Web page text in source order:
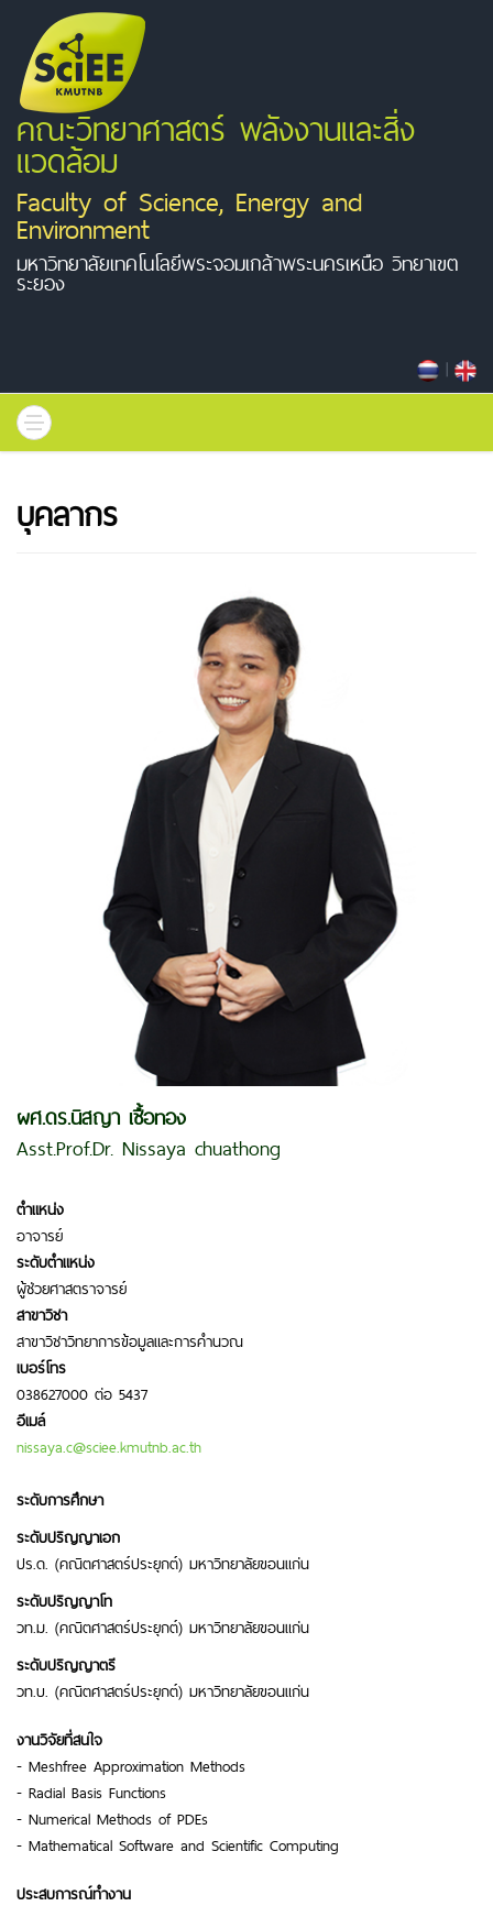
คณะวิทยาศาสตร์ พลังงานและสิ่ง
แวดล้อม
Faculty of Science, Energy and
Environment
มหาวิทยาลัยเทคโนโลยีพระจอมเกล้าพระนครเหนือ วิทยาเขต
ระยอง
|
บุคลากร
ผศ.ดร.นิสญา เชื้อทอง
Asst.Prof.Dr. Nissaya chuathong
ตำแหน่ง
อาจารย์
ระดับตำแหน่ง
ผู้ช่วยศาสตราจารย์
สาขาวิชา
สาขาวิชาวิทยาการข้อมูลและการคำนวณ
เบอร์โทร
038627000 ต่อ 5437
อีเมล์
nissaya.c@sciee.kmutnb.ac.th
ระดับการศึกษา
ระดับปริญญาเอก
ปร.ด. (คณิตศาสตร์ประยุกต์) มหาวิทยาลัยขอนแก่น
ระดับปริญญาโท
วท.ม. (คณิตศาสตร์ประยุกต์) มหาวิทยาลัยขอนแก่น
ระดับปริญญาตรี
วท.บ. (คณิตศาสตร์ประยุกต์) มหาวิทยาลัยขอนแก่น
งานวิจัยที่สนใจ
- Meshfree Approximation Methods
- Radial Basis Functions
- Numerical Methods of PDEs
- Mathematical Software and Scientific Computing
ประสบการณ์ทำงาน